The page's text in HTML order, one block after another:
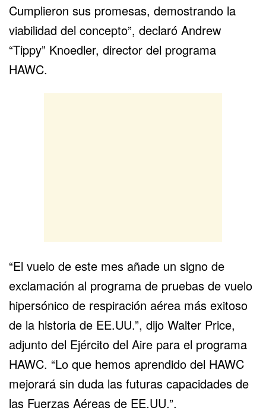
Cumplieron sus promesas, demostrando la
viabilidad del concepto”, declaró Andrew
“Tippy” Knoedler, director del programa
HAWC.
“El vuelo de este mes añade un signo de
exclamación al programa de pruebas de vuelo
hipersónico de respiración aérea más exitoso
de la historia de EE.UU.”, dijo Walter Price,
adjunto del Ejército del Aire para el programa
HAWC. “Lo que hemos aprendido del HAWC
mejorará sin duda las futuras capacidades de
las Fuerzas Aéreas de EE.UU.”.